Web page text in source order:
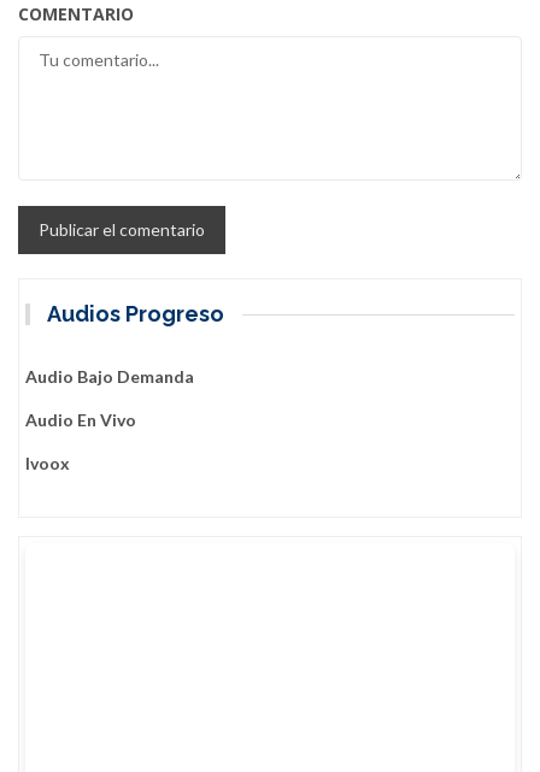
COMENTARIO
Audios Progreso
Audio Bajo Demanda
Audio En Vivo
Ivoox